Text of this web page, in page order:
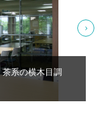
系の横木目調